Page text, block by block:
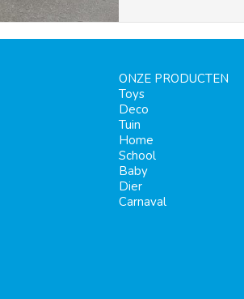
ONZE PRODUCTEN
Toys
Deco
Tuin
Home
School
Baby
Dier
Carnaval